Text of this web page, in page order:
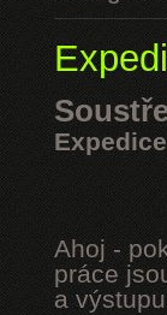
Ahoj -
práce
a